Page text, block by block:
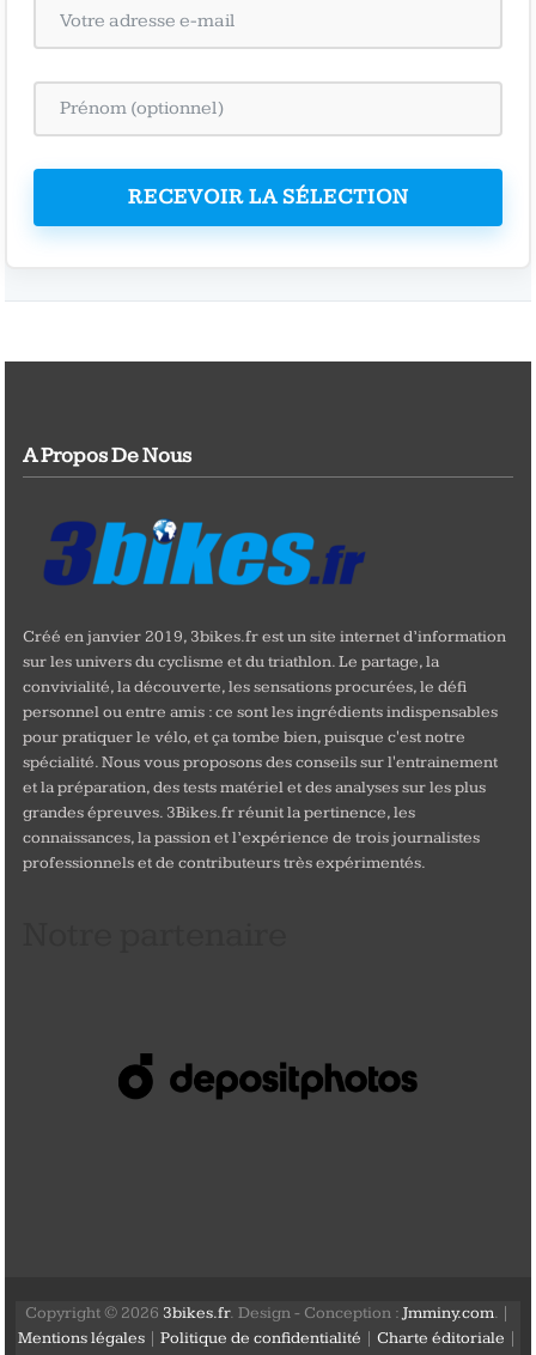
RECEVOIR LA SÉLECTION
A Propos De Nous
Créé en janvier 2019, 3bikes.fr est un site internet d’information
sur les univers du cyclisme et du triathlon. Le partage, la
convivialité, la découverte, les sensations procurées, le défi
personnel ou entre amis : ce sont les ingrédients indispensables
pour pratiquer le vélo, et ça tombe bien, puisque c'est notre
spécialité. Nous vous proposons des conseils sur l'entrainement
et la préparation, des tests matériel et des analyses sur les plus
grandes épreuves. 3Bikes.fr réunit la pertinence, les
connaissances, la passion et l’expérience de trois journalistes
professionnels et de contributeurs très expérimentés.
Copyright © 2026 3bikes.fr. Design - Conception :Jmminy.com. |
Mentions légales |Politique de confidentialité |Charte éditoriale